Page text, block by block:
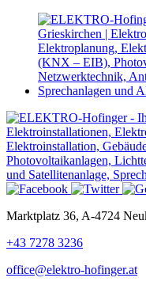
Marktplatz 36, A-4724
+43 7278 3236
office@elektro-hofinger.at